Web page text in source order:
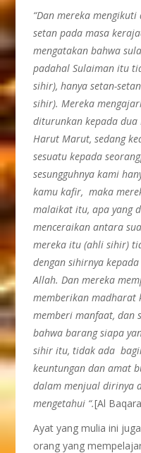
“Dan mereka
setan pada masa
mengatakan bahwa
padahal Sulaiman itu
sihir), hanya setan-
sihir). Mereka
diturunkan kepada
Harut Marut, sedang
sesuatu kepada
sesungguhnya kami
kamu kafir, maka
malaikat itu, apa yang
menceraikan antara
mereka itu (ahli sihir)
dengan sihirnya
Allah. Dan mereka
memberikan madharat
memberi manfaat, dan
bahwa barang siapa
sihir itu, tidak ada
keuntungan dan amat
dalam menjual dirinya
mengetahui “.[Al
Ayat yang mulia ini
orang yang